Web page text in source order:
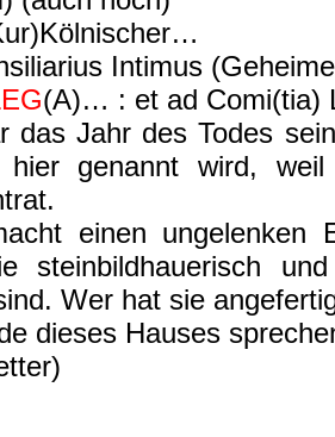
Intimus
(A)… : et ad Comi(tia)
das Jahr des Todes
hier genannt wird,
einen ungelenken
steinbildhauerisch
Wer hat sie
dieses Hauses